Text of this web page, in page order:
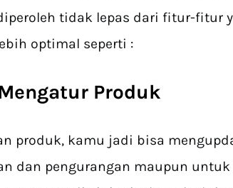
tidak lepas dari fitur-fitur
optimal seperti :
Produk
produk, kamu jadi bisa
dan pengurangan maupun